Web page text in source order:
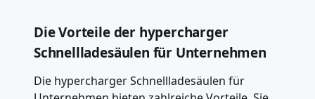
Die Vorteile der hypercharger
Schnellladesäulen für Unternehmen
Die hypercharger Schnellladesäulen für